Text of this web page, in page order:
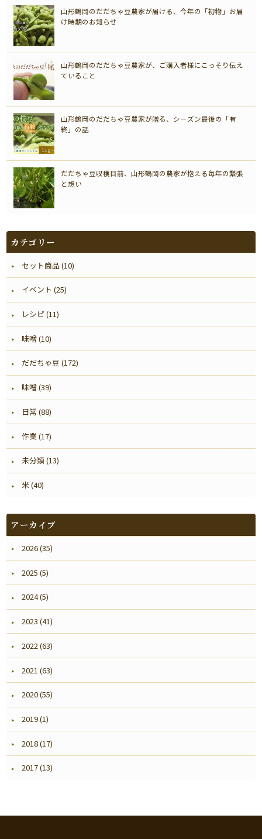
山形鶴岡のだだちゃ豆農家が届ける、今年の「初物」お届
け時期のお知らせ
山形鶴岡のだだちゃ豆農家が、ご購入者様にこっそり伝え
ていること
山形鶴岡のだだちゃ豆農家が贈る、シーズン最後の「有
終」の話
だだちゃ豆収穫目前、山形鶴岡の農家が抱える毎年の緊張
と想い
カテゴリー
セット商品 (10)
イベント (25)
レシピ (11)
味噌 (10)
だだちゃ豆 (172)
味噌 (39)
日常 (88)
作業 (17)
未分類 (13)
米 (40)
アーカイブ
2026 (35)
2025 (5)
2024 (5)
2023 (41)
2022 (63)
2021 (63)
2020 (55)
2019 (1)
2018 (17)
2017 (13)